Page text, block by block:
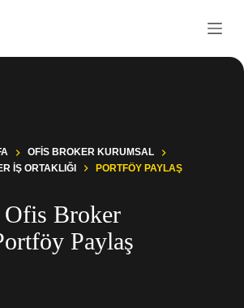
OFIS BROKER KURUMSAL
İŞ ORTAKLIĞI
PORTFÖY PAYLAŞ
Ofis Broker
Paylaş